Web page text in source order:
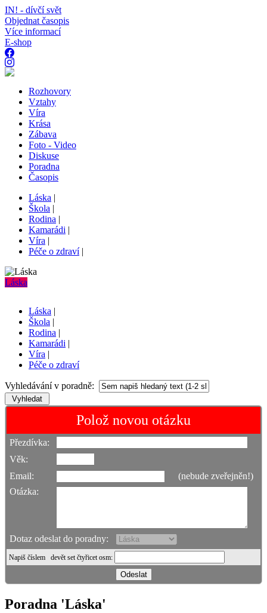
IN! - dívčí svět
Objednat časopis
Více informací
E-shop
Rozhovory
Vztahy
Víra
Krása
Zábava
Foto - Video
Diskuse
Poradna
Časopis
Láska |
Škola |
Rodina |
Kamarádi |
Víra |
Péče o zdraví|
Láska
Láska |
Škola |
Rodina |
Kamarádi |
Víra |
Péče o zdraví
Vyhledávání v poradně:
Polož novou otázku
Přezdívka:
Věk:
Email:
(nebude zveřejněn!)
Otázka:
Dotaz odeslat do poradny:
Napiš číslem devět set čtyřicet osm:
Poradna 'Láska'